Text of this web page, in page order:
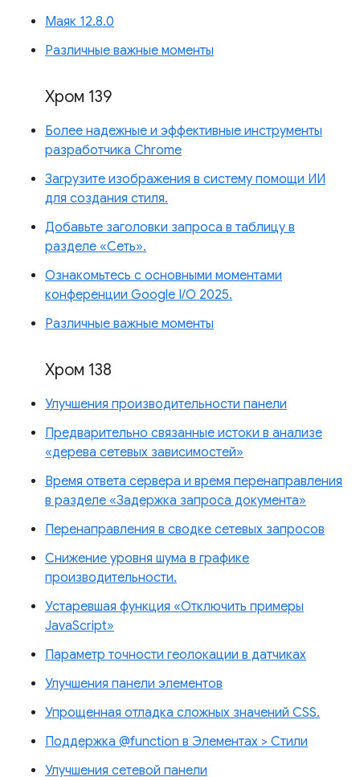
Маяк 12.8.0
Различные важные моменты
Хром 139
Более надежные и эффективные инструменты
разработчика Chrome
Загрузите изображения в систему помощи ИИ
для создания стиля.
Добавьте заголовки запроса в таблицу в
разделе «Сеть».
Ознакомьтесь с основными моментами
конференции Google I/O 2025.
Различные важные моменты
Хром 138
Улучшения производительности панели
Предварительно связанные истоки в анализе
«дерева сетевых зависимостей»
Время ответа сервера и время перенаправления
в разделе «Задержка запроса документа»
Перенаправления в сводке сетевых запросов
Снижение уровня шума в графике
производительности.
Устаревшая функция «Отключить примеры
JavaScript»
Параметр точности геолокации в датчиках
Улучшения панели элементов
Упрощенная отладка сложных значений CSS.
Поддержка @function в Элементах > Стили
Улучшения сетевой панели